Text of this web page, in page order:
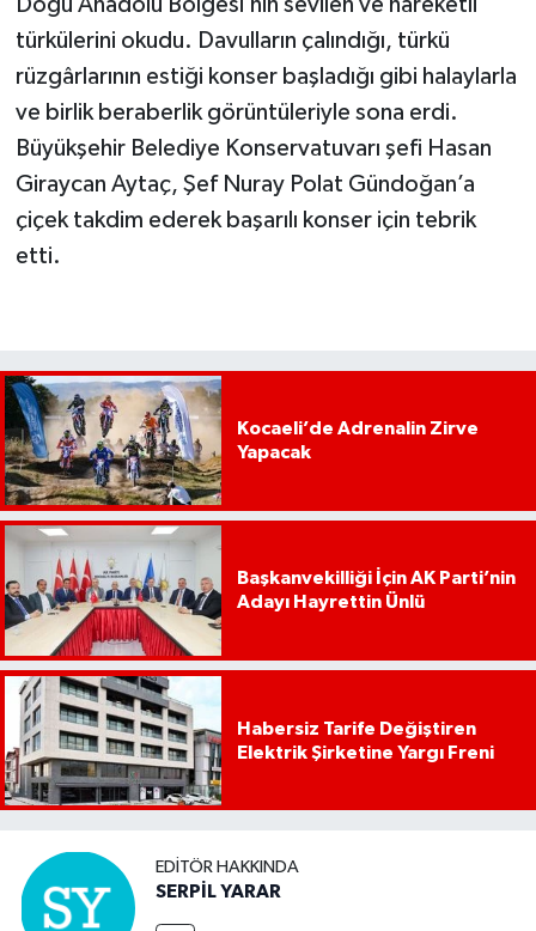
türkülerini okudu. Davulların çalındığı, türkü
rüzgârlarının estiği konser başladığı gibi halaylarla
ve birlik beraberlik görüntüleriyle sona erdi.
Büyükşehir Belediye Konservatuvarı şefi Hasan
Giraycan Aytaç, Şef Nuray Polat Gündoğan’a
çiçek takdim ederek başarılı konser için tebrik
etti.
Kocaeli’de Adrenalin Zirve
Yapacak
Başkanvekilliği İçin AK Parti’nin
Adayı Hayrettin Ünlü
Habersiz Tarife Değiştiren
Elektrik Şirketine Yargı Freni
EDITÖR HAKKINDA
SERPİL YARAR